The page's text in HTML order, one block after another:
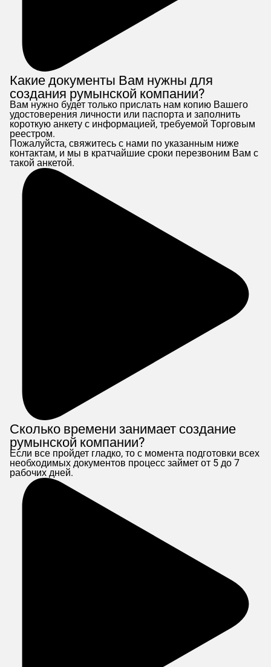
Какие документы Вам нужны для
создания румынской компании?
Вам нужно будет только прислать нам копию Вашего
удостоверения личности или паспорта и заполнить
короткую анкету с информацией, требуемой Торговым
реестром.
Пожалуйста, свяжитесь с нами по указанным ниже
контактам, и мы в кратчайшие сроки перезвоним Вам с
такой анкетой.
Сколько времени занимает создание
румынской компании?
Если все пройдет гладко, то с момента подготовки всех
необходимых документов процесс займет от 5 до 7
рабочих дней.